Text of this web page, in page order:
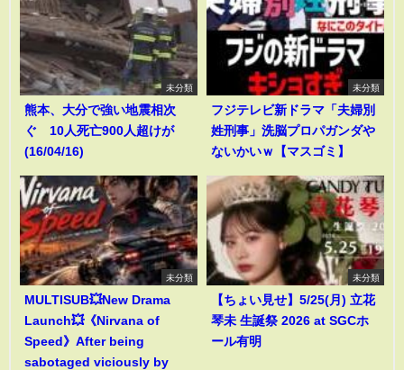
未分類
熊本、大分で強い地震相次
ぐ 10人死亡900人超けが
(16/04/16)
未分類
フジテレビ新ドラマ「夫婦別
姓刑事」洗脳プロパガンダや
ないかいｗ【マスゴミ】
未分類
MULTISUB💥New Drama
Launch💥《Nirvana of
Speed》After being
sabotaged viciously by
未分類
【ちょい見せ】5/25(月) 立花
琴未 生誕祭 2026 at SGCホ
ール有明